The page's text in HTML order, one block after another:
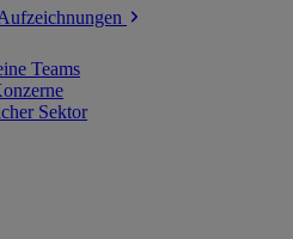
Teams
Sektor